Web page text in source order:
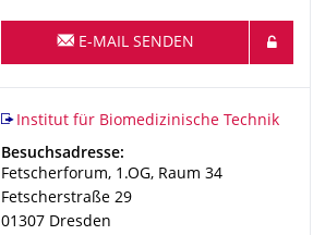
E-MAIL SENDEN
Organisationsname
Institut für Biomedizinische Technik
Institut für Biomedizinische Technik
Adresse
Besuchsadresse:
Fetscherforum, 1.OG, Raum 34
Fetscherstraße 29
01307 Dresden